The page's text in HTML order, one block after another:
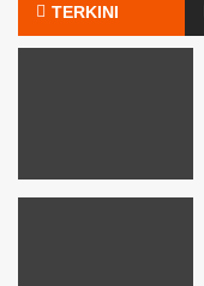
TERKINI